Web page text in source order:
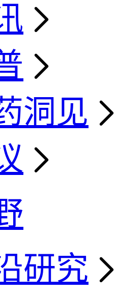
洞见
研究